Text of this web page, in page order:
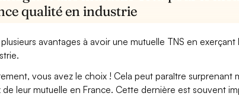
qualité en industrie
avantages à avoir une mutuelle TNS en
vous avez le choix ! Cela peut paraître surprenant
de leur mutuelle en France. Cette dernière est souvent